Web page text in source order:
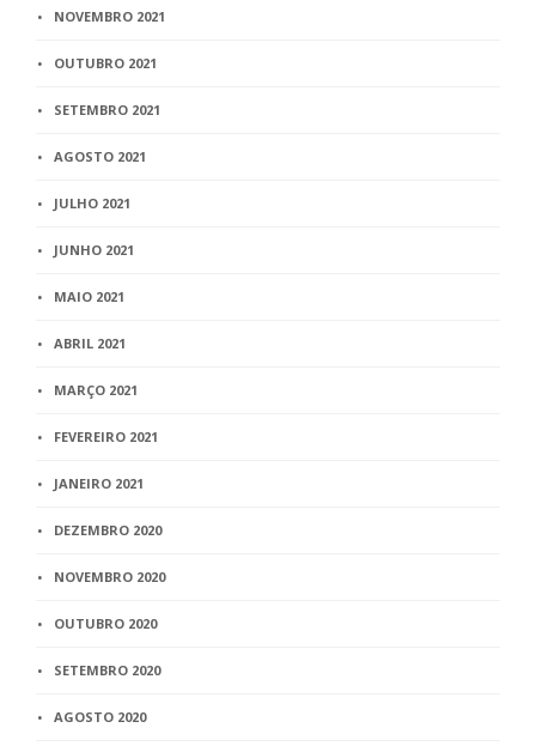
NOVEMBRO 2021
OUTUBRO 2021
SETEMBRO 2021
AGOSTO 2021
JULHO 2021
JUNHO 2021
MAIO 2021
ABRIL 2021
MARÇO 2021
FEVEREIRO 2021
JANEIRO 2021
DEZEMBRO 2020
NOVEMBRO 2020
OUTUBRO 2020
SETEMBRO 2020
AGOSTO 2020